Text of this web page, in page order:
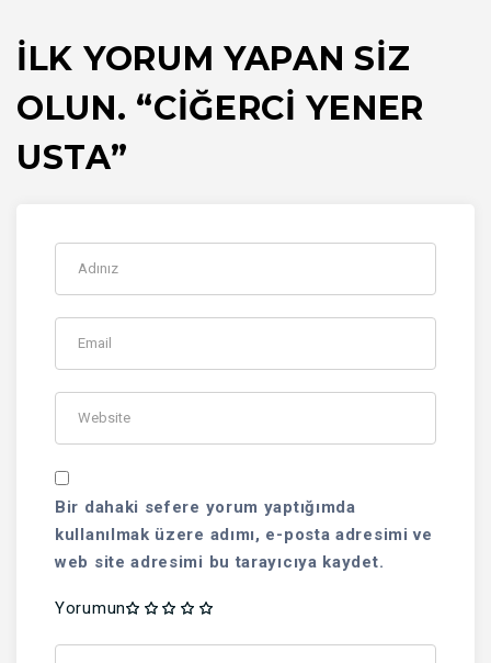
İLK YORUM YAPAN SIZ
OLUN. “CİĞERCİ YENER
USTA”
Bir dahaki sefere yorum yaptığımda
kullanılmak üzere adımı, e-posta adresimi ve
web site adresimi bu tarayıcıya kaydet.
Yorumun